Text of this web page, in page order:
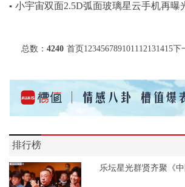
▪ 小宇宙双面2.5D弧面玻璃星云手机再曝
总数： 4240 首页123456789101112131415下
排行榜
乐坛星光群贤齐聚《